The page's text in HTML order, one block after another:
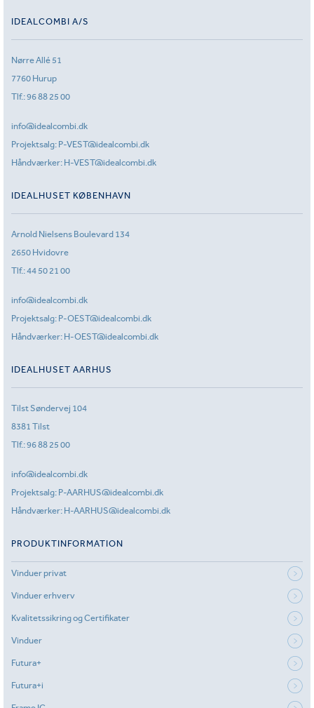
IDEALCOMBI A/S
Nørre Allé 51
7760 Hurup
Tlf.:96 88 25 00
info@idealcombi.dk
Projektsalg: P-VEST@idealcombi.dk
Håndværker: H-VEST@idealcombi.dk
IDEALHUSET KØBENHAVN
Arnold Nielsens Boulevard 134
2650 Hvidovre
Tlf.:44 50 21 00
info@idealcombi.dk
Projektsalg: P-OEST@idealcombi.dk
Håndværker: H-OEST@idealcombi.dk
IDEALHUSET AARHUS
Tilst Søndervej 104
8381 Tilst
Tlf.:96 88 25 00
info@idealcombi.dk
Projektsalg: P-AARHUS@idealcombi.dk
Håndværker: H-AARHUS@idealcombi.dk
PRODUKTINFORMATION
Vinduer privat
Vinduer erhverv
Kvalitetssikring og Certifikater
Vinduer
Futura+
Futura+i